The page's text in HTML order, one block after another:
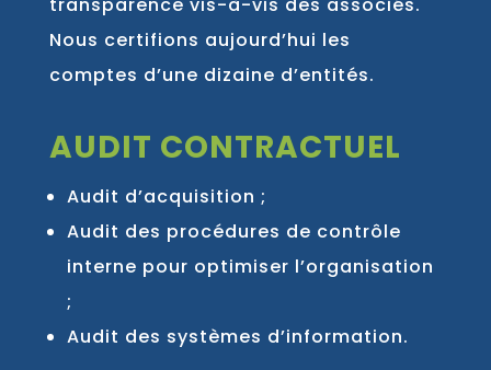
Nous certifions aujourd’hui les
comptes d’une dizaine d’entités.
AUDIT CONTRACTUEL
Audit d’acquisition ;
Audit des procédures de contrôle
interne pour optimiser l’organisation
;
Audit des systèmes d’information.